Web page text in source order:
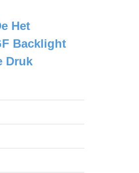
Het
Backlight
Druk